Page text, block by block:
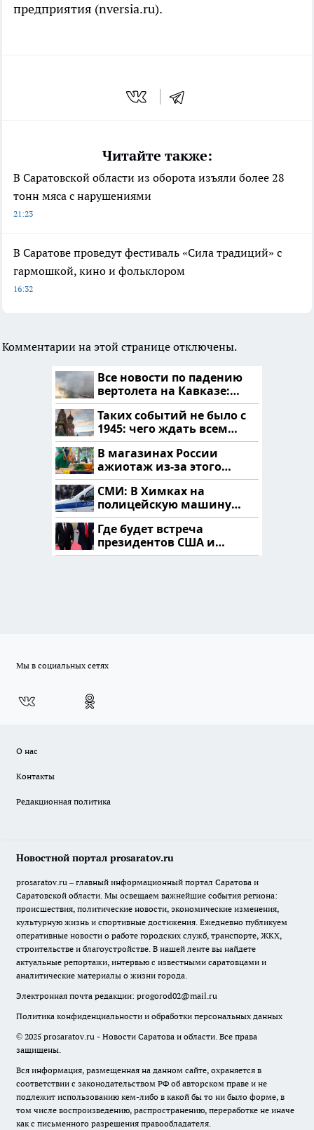
предприятия (nversia.ru).
Читайте также:
В Саратовской области из оборота изъяли более 28
тонн мяса с нарушениями
21:23
В Саратове проведут фестиваль «Сила традиций» с
гармошкой, кино и фольклором
16:32
Комментарии на этой странице отключены.
Все новости по падению
вертолета на Кавказе:
читать здесь
Таких событий не было с
1945: чего ждать всем
нам?
В магазинах России
ажиотаж из-за этого
продукта: что купить?
СМИ: В Химках на
полицейскую машину
напали и подожгли.
Где будет встреча
президентов США и
России: Европа?
Мы в социальных сетях
О нас
Контакты
Редакционная политика
Новостной портал prosaratov.ru
prosaratov.ru – главный информационный портал Саратова и
Саратовской области. Мы освещаем важнейшие события региона:
происшествия, политические новости, экономические изменения,
культурную жизнь и спортивные достижения. Ежедневно публикуем
оперативные новости о работе городских служб, транспорте, ЖКХ,
строительстве и благоустройстве. В нашей ленте вы найдете
актуальные репортажи, интервью с известными саратовцами и
аналитические материалы о жизни города.
Электронная почта редакции: progorod02@mail.ru
Политика конфиденциальности и обработки персональных данных
© 2025 prosaratov.ru - Новости Саратова и области. Все права
защищены.
Вся информация, размещенная на данном сайте, охраняется в
соответствии с законодательством РФ об авторском праве и не
подлежит использованию кем-либо в какой бы то ни было форме, в
том числе воспроизведению, распространению, переработке не иначе
как с письменного разрешения правообладателя.